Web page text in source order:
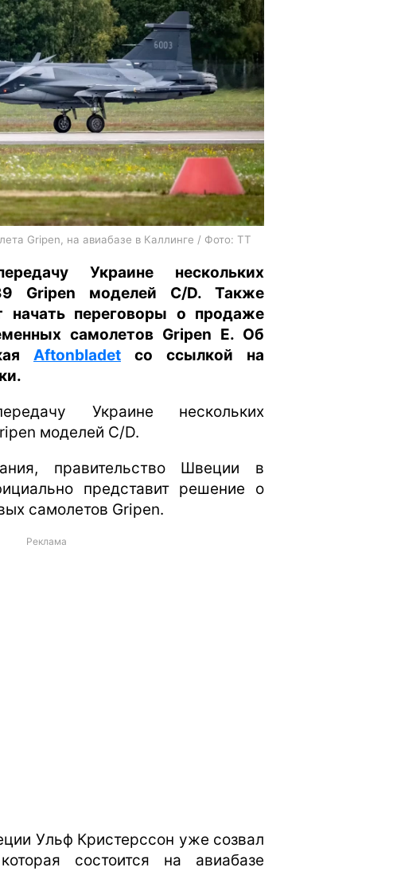
харьков
архив
gambling
Gripen, на авиабазе в Каллинге / Фото: TT
Украине нескольких
Gripen моделей C/D. Также
начать переговоры о продаже
самолетов Gripen E. Об
Aftonbladet со ссылкой на
Украине нескольких
моделей C/D.
правительство Швеции в
представит решение о
самолетов Gripen.
Реклама
Ульф Кристерссон уже созвал
состоится на авиабазе